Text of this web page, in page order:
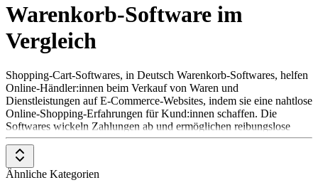
Warenkorb-Software im
Vergleich
Shopping-Cart-Softwares, in Deutsch Warenkorb-Softwares, helfen
Online-Händler:innen beim Verkauf von Waren und
Dienstleistungen auf E-Commerce-Websites, indem sie eine nahtlose
Online-Shopping-Erfahrungen für Kund:innen schaffen. Die
Softwares wickeln Zahlungen ab und ermöglichen reibungslose
Bezahlvorgänge mithilfe diverser Bezahlmethoden wie Kreditkarte,
Kauf auf Rechnung, Vorkasse, PayPal und vielen mehr. Außerdem
beinhalten sie Sicherheitsfunktionen und Datenverschlüsselung, um
Richtlinien zur Online-Bezahlung zu erfüllen. Viele Shopping-Cart-
Ähnliche Kategorien